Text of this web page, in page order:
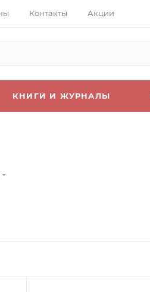
Контакты Акции
КНИГИ И ЖУРНАЛЫ